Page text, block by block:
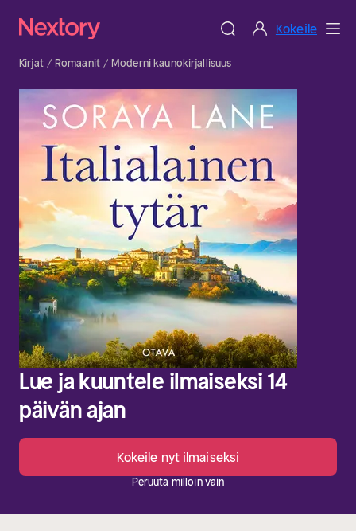
Kokeile
Kirjat Romaanit Moderni kaunokirjallisuus
Lue ja kuuntele ilmaiseksi 14
päivän ajan
Kokeile nyt ilmaiseksi
Peruuta milloin vain